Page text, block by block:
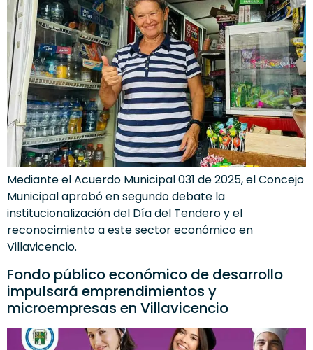
Mediante el Acuerdo Municipal 031 de 2025, el Concejo
Municipal aprobó en segundo debate la
institucionalización del Día del Tendero y el
reconocimiento a este sector económico en
Villavicencio.
Fondo público económico de desarrollo
impulsará emprendimientos y
microempresas en Villavicencio